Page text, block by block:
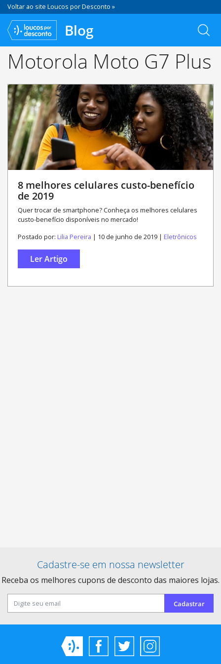
Voltar ao site Loucos por Desconto »
Blog
Motorola Moto G7 Plus
8 melhores celulares custo-benefício
de 2019
Quer trocar de smartphone? Conheça os melhores celulares
custo-benefício disponíveis no mercado!
Postado por: Lilia Pereira | 10 de junho de 2019 | Eletrônicos
Ler Artigo
Cadastre-se em nossa newsletter
Receba os melhores cupons de desconto das maiores lojas.
Cadastrar